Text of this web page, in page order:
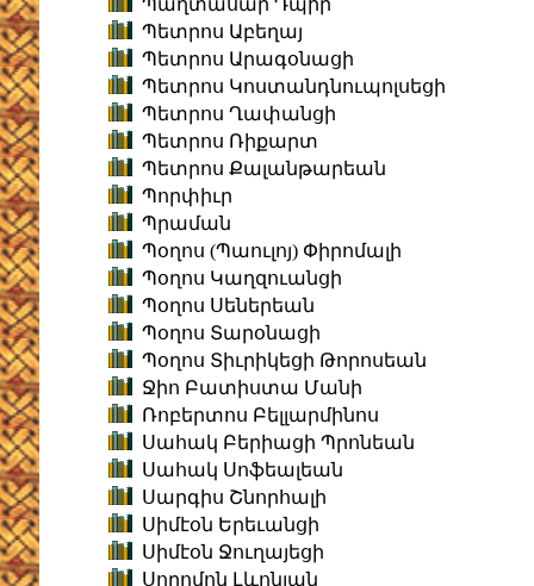
Պաղտասար Դպիր
Պետրոս Աբեղայ
Պետրոս Արագօնացի
Պետրոս Կոստանդնուպոլսեցի
Պետրոս Ղափանցի
Պետրոս Ռիքարտ
Պետրոս Քալանթարեան
Պորփիւր
Պրաման
Պօղոս (Պաուլոյ) Փիրոմալի
Պօղոս Կաղզուանցի
Պօղոս Սեներեան
Պօղոս Տարօնացի
Պօղոս Տիւրիկեցի Թորոսեան
Ջիո Բատիստա Մանի
Ռոբերտոս Բելլարմինոս
Սահակ Բերիացի Պրոնեան
Սահակ Սոֆեալեան
Սարգիս Շնորհալի
Սիմէօն Երեւանցի
Սիմէօն Ջուղայեցի
Սողոմոն Լևոնյան